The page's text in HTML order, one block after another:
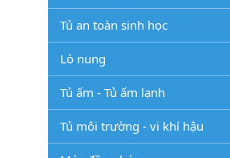
Tủ an toàn sinh học
Lò nung
Tủ ấm - Tủ ấm lạnh
Tủ môi trường - vi khí hậu